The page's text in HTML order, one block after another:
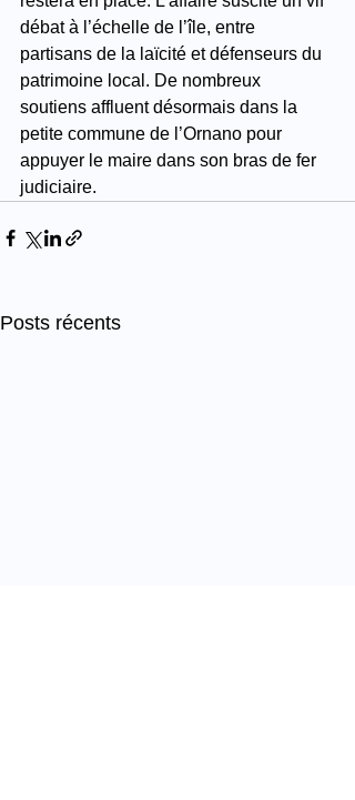
débat à l’échelle de l’île, entre
partisans de la laïcité et défenseurs du
patrimoine local. De nombreux
soutiens affluent désormais dans la
petite commune de l’Ornano pour
appuyer le maire dans son bras de fer
judiciaire.
Posts récents